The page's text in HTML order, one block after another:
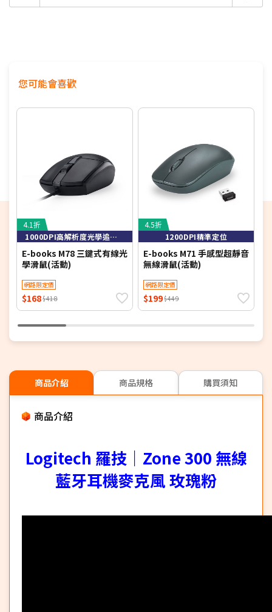
您可能會喜歡
4.1折
1000DPI高解析度光學追蹤技術，定位精準
E-books M78 三鍵式有線光
學滑鼠(活動)
網路限定價
$168$418
4.5折
1200DPI精準定位
E-books M71 手感型超靜音
無線滑鼠(活動)
網路限定價
$199$449
商品介紹 商品規格 購買須知
商品介紹
Logitech 羅技｜Zone 300 無線
藍牙耳機麥克風 玫瑰粉